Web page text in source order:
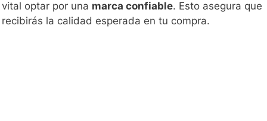
vital optar por una marca confiable. Esto asegura que
recibirás la calidad esperada en tu compra.